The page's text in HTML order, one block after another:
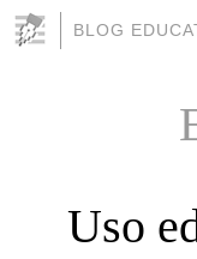
BLOG
Uso